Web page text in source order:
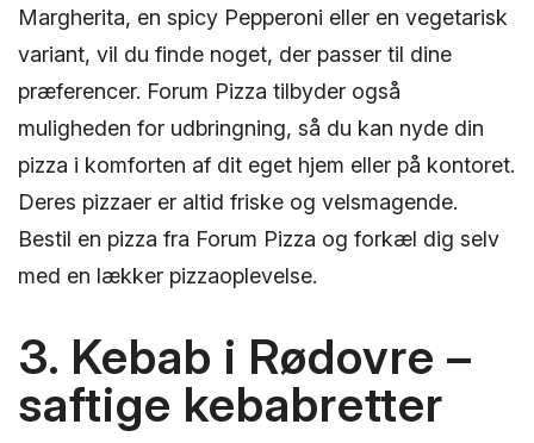
Margherita, en spicy Pepperoni eller en vegetarisk
variant, vil du finde noget, der passer til dine
præferencer. Forum Pizza tilbyder også
muligheden for udbringning, så du kan nyde din
pizza i komforten af dit eget hjem eller på kontoret.
Deres pizzaer er altid friske og velsmagende.
Bestil en pizza fra Forum Pizza og forkæl dig selv
med en lækker pizzaoplevelse.
3. Kebab i Rødovre –
saftige kebabretter